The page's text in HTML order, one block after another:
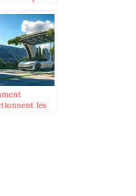
solaires
avantages
les